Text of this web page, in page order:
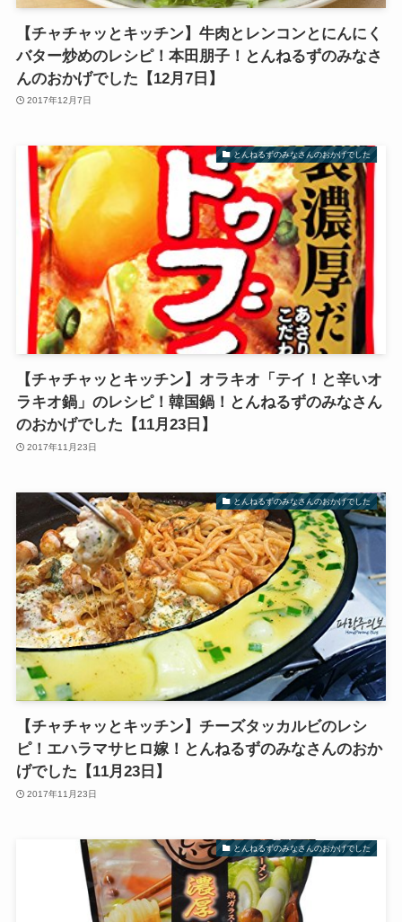
【チャチャッとキッチン】牛肉とレンコンとにんにく
バター炒めのレシピ！本田朋子！とんねるずのみなさ
んのおかげでした【12月7日】
2017年12月7日
とんねるずのみなさんのおかげでした
【チャチャッとキッチン】オラキオ「テイ！と辛いオ
ラキオ鍋」のレシピ！韓国鍋！とんねるずのみなさん
のおかげでした【11月23日】
2017年11月23日
とんねるずのみなさんのおかげでした
【チャチャッとキッチン】チーズタッカルビのレシ
ピ！エハラマサヒロ嫁！とんねるずのみなさんのおか
げでした【11月23日】
2017年11月23日
とんねるずのみなさんのおかげでした